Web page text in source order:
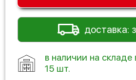
доставка:
в наличии на складе
15 шт.